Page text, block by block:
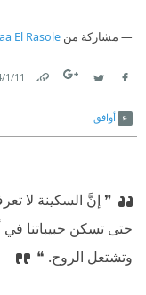
مشاركة من El Rasole
11‏/1‏/2024
أوافق
❞ إنَّ السكينة لا
حتى تسكن حبيباتنا
وتشتعل الروح.‏ ❝